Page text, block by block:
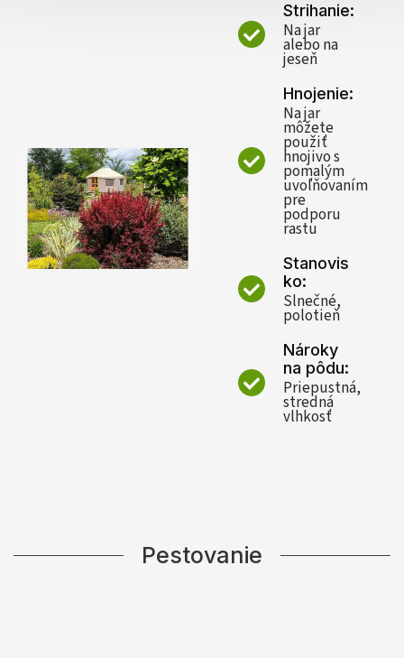
Strihanie:
Na jar
alebo na
jeseň
Hnojenie:
Na jar
môžete
použiť
hnojivo s
pomalým
uvoľňovaním
pre
podporu
rastu
Stanovis
ko:
Slnečné,
polotieň
Nároky
na pôdu:
Priepustná,
stredná
vlhkosť
Pestovanie